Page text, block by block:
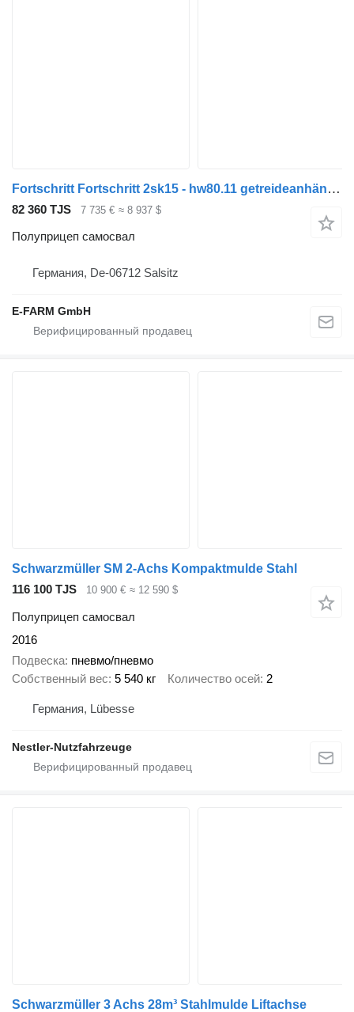
Fortschritt Fortschritt 2sk15 - hw80.11 getreideanhänger - fortschritt
82 360 TJS 7 735 € ≈ 8 937 $
Полуприцеп самосвал
Германия, De-06712 Salsitz
E-FARM GmbH
Schwarzmüller SM 2-Achs Kompaktmulde Stahl
116 100 TJS
10 900 € ≈ 12 590 $
Полуприцеп самосвал
2016
Подвеска пневмо/пневмо
Собственный вес 5 540 кг Количество осей 2
Германия, Lübesse
Nestler-Nutzfahrzeuge
Schwarzmüller 3 Achs 28m³ Stahlmulde Liftachse